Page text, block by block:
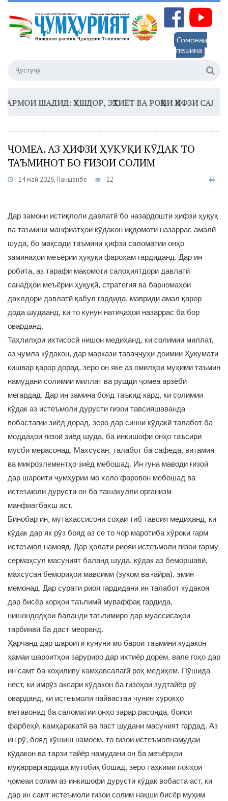
Сомонаи
пешина
ШАДИД: ҲУШДОР, ЭҲТИЁТ ВА РОҲҲОИ ҲИФЗИ
ҶОМЕА. АЗ ҲИФЗИ ҲУҚУҚИ КӮДАК ТО
ТАЪМИНОТ БО ҒИЗОИ СОЛИМ
14 май 2026, Панҷшанбе 12
Дар замони истиқлоли давлатӣ бо назардошти ҳифзи ҳуқуқ
ва таъмини манфиатҳои кӯдакон иқдомоти назаррас амалӣ
шуда, бо мақсади таъмини ҳифзи саломатии онҳо
заминаҳои меъёрии ҳуқуқӣ фароҳам гардиданд. Дар ин
робита, аз тарафи мақомоти салоҳиятдори давлатӣ
санадҳои меъёрии ҳуқуқӣ, стратегия ва барномаҳои
дахлдори давлатӣ қабул гардида, мавриди амал қарор
дода шудаанд, ки то кунун натиҷаҳои назаррас ба бор
оварданд.
Таҳлилҳои ихтисосӣ нишон медиҳанд, ки солимии миллат,
аз ҷумла кӯдакон, дар маркази таваҷҷуҳи доимии Ҳукумати
кишвар қарор дорад, зеро он яке аз омилҳои муҳими таъмин
намудани солимии миллат ва рушди ҷомеа арзёбӣ
мегардад. Дар ин замина бояд таъкид кард, ки солимии
кӯдак аз истеъмоли дурусти ғизои тавсияшаванда
вобастагии зиёд дорад, зеро дар синни кӯдакӣ талабот ба
моддаҳои ғизоӣ зиёд шуда, ба инкишофи онҳо таъсири
мусбӣ мерасонад. Махсусан, талабот ба сафеда, витамин
ва микроэлементҳо зиёд мебошад. Ин гуна маводи ғизоӣ
дар шароити ҷумҳурии мо хело фаровон мебошад ва
истеъмоли дурусти он ба ташакулли организм
манфиатбахш аст.
Бинобар ин, мутахассисони соҳаи тиб тавсия медиҳанд, ки
кӯдак дар як рӯз бояд аз се то чор маротиба хӯроки гарм
истеъмол намояд. Дар ҳолати риояи истеъмоли ғизои гарму
сермаҳсул масуният баланд шуда, кӯдак аз беморшавӣ,
махсусан бемориҳои мавсимӣ (зуком ва ғайра), эмин
мемонад. Дар сурати риоя гардидани ин талабот кӯдакон
дар бисёр корҳои таълимӣ муваффақ гардида,
нишондодҳои баланди таълимиро дар муассисаҳои
тарбиявӣ ба даст меоранд.
Ҳарчанд дар шароити кунунӣ мо барои таъмини кӯдакон
ҳамаи шароитҳои заруриро дар ихтиёр дорем, вале гоҳо дар
ин самт ба коҳиливу камҳавсалагӣ роҳ медиҳем. Пӯшида
нест, ки имрӯз аксари кӯдакон ба ғизоҳои зудтайёр рӯ
оварданд, ки истеъмоли пайвастаи чунин хӯрокҳо
метавонад ба саломатии онҳо зарар расонда, боиси
фарбеҳӣ, камҳаракатӣ ва паст шудани масуният гардад. Аз
ин рӯ, бояд кӯшиш намоем, то ғизои истеъмолнамудаи
кӯдакон ва тарзи тайёр намудани он ба меъёрҳои
муқарраргардида мутобиқ бошад, зеро таҳкими пояҳои
ҷомеаи солим аз инкишофи дурусти кӯдак вобаста аст, ки
дар ин самт истеъмоли ғизои солим нақши бисёр муҳим